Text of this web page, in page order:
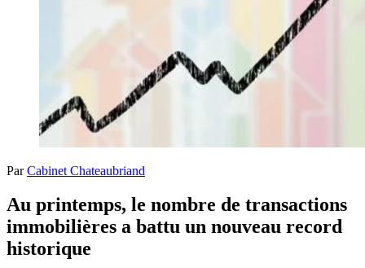
Par Cabinet Chateaubriand
Au printemps, le nombre de transactions
immobilières a battu un nouveau record
historique